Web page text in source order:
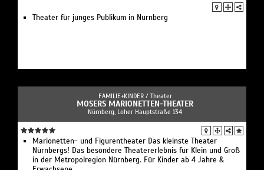
Theater für junges Publikum in Nürnberg
FAMILIE+KINDER / Theater
MOSERS MARIONETTEN-THEATER
Nürnberg, Loher Hauptstraße 134
Marionetten- und Figurentheater Das kleinste Theater
Nürnbergs! Das besondere Theatererlebnis für Klein und Groß
in der Metropolregion Nürnberg. Für Kinder ab 4 Jahre &